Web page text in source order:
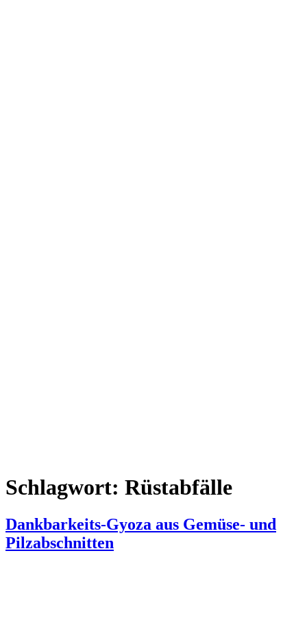
Schlagwort: Rüstabfälle
Dankbarkeits-Gyoza aus Gemüse- und
Pilzabschnitten